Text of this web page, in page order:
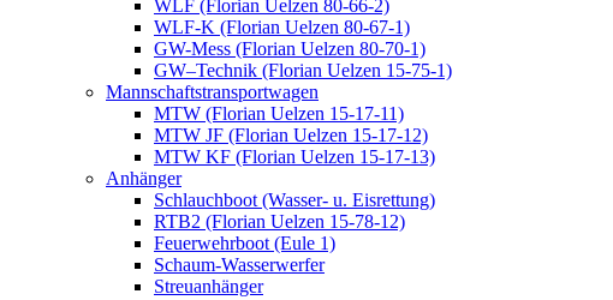
WLF (Florian Uelzen 80-66-2)
WLF-K (Florian Uelzen 80-67-1)
GW-Mess (Florian Uelzen 80-70-1)
GW–Technik (Florian Uelzen 15-75-1)
Mannschaftstransportwagen
MTW (Florian Uelzen 15-17-11)
MTW JF (Florian Uelzen 15-17-12)
MTW KF (Florian Uelzen 15-17-13)
Anhänger
Schlauchboot (Wasser- u. Eisrettung)
RTB2 (Florian Uelzen 15-78-12)
Feuerwehrboot (Eule 1)
Schaum-Wasserwerfer
Streuanhänger